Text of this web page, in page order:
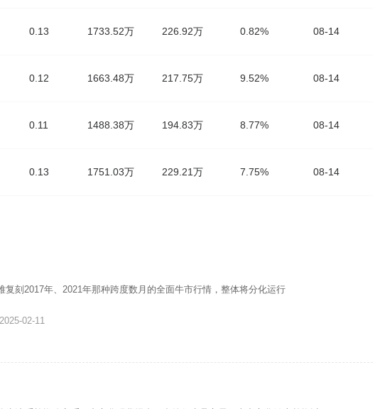
0.13 1733.52万 226.92万 0.82% 08-14
0.12 1663.48万 217.75万 9.52% 08-14
0.11 1488.38万 194.83万 8.77% 08-14
0.13 1751.03万 229.21万 7.75% 08-14
复刻2017年、2021年那种跨度数月的全面牛市行情，整体将分化运行
02-11